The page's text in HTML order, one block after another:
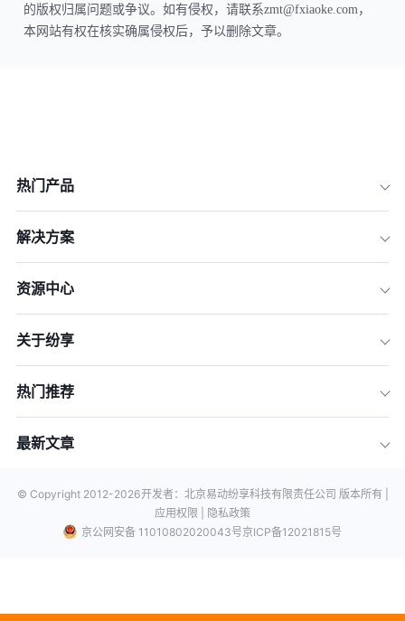
的版权归属问题或争议。如有侵权，请联系zmt@fxiaoke.com，
本网站有权在核实确属侵权后，予以删除文章。
热门产品
解决方案
资源中心
关于纷享
热门推荐
最新文章
© Copyright 2012-2026开发者：北京易动纷享科技有限责任公司 版本所有 |
应用权限 |
隐私政策
京公网安备 11010802020043号京ICP备12021815号